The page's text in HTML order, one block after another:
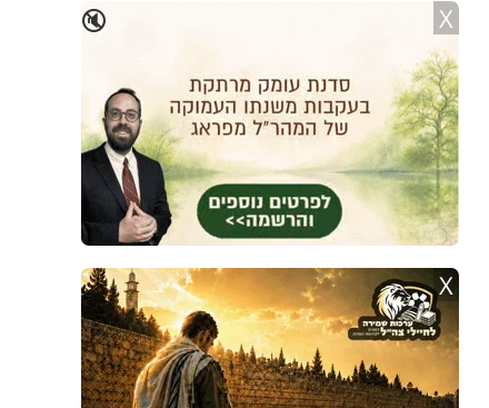
🔇 X
X